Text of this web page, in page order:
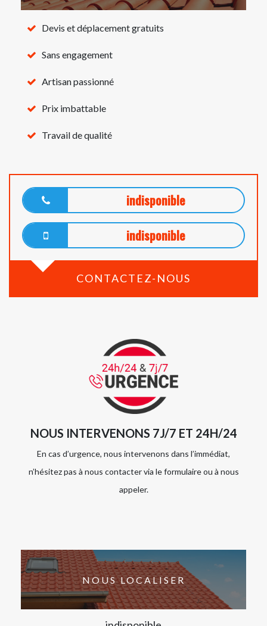
Devis et déplacement gratuits
Sans engagement
Artisan passionné
Prix imbattable
Travail de qualité
indisponible
indisponible
CONTACTEZ-NOUS
NOUS INTERVENONS 7J/7 ET 24H/24
En cas d’urgence, nous intervenons dans l’immédiat,
n’hésitez pas à nous contacter via le formulaire ou à nous
appeler.
NOUS LOCALISER